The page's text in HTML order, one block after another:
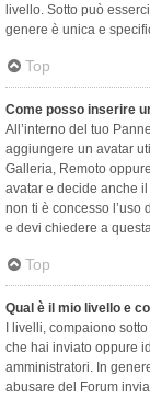
livello. Sotto può
genere è unica e
Top
Come posso inserire
All’interno del tuo
aggiungere un avatar
Galleria, Remoto
avatar e decide anche
non ti è concesso l’uso
e devi chiedere a
Top
Qual è il mio livello e
I livelli, compaiono
che hai inviato oppure
amministratori. In
abusare del Forum